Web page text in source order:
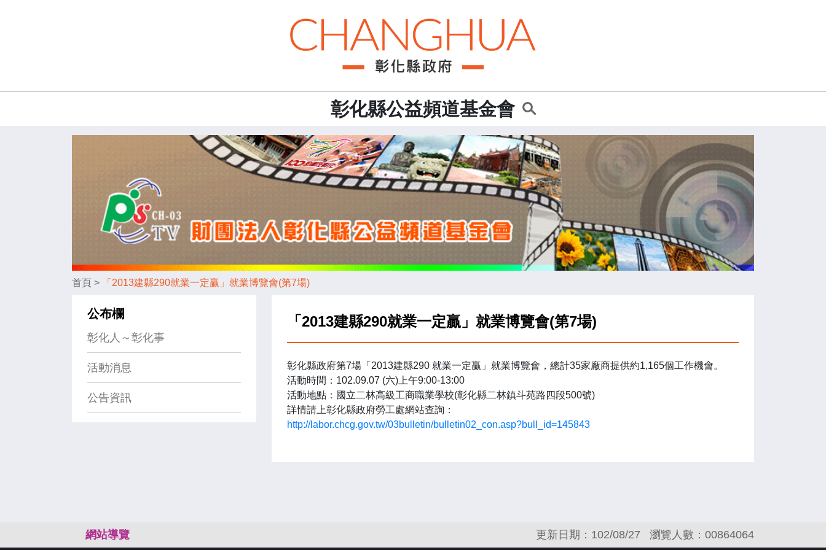
彰化縣公益頻道基金會
首頁 > 「2013建縣290就業一定贏」就業博覽會(第7場)
公布欄
彰化人～彰化事
活動消息
公告資訊
「2013建縣290就業一定贏」就業博覽會(第7場)
彰化縣政府第7場「2013建縣290 就業一定贏」就業博覽會，總計35家廠商提供約1,165個工作機會。
活動時間：102.09.07 (六)上午9:00-13:00
活動地點：國立二林高級工商職業學校(彰化縣二林鎮斗苑路四段500號)
詳情請上彰化縣政府勞工處網站查詢：
http://labor.chcg.gov.tw/03bulletin/bulletin02_con.asp?bull_id=145843
網站導覽 瀏覽人數：00864064
更新日期：102/08/27